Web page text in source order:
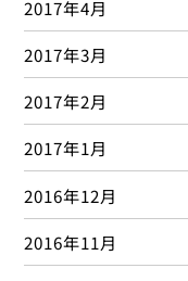
2013年9月
2013年8月
2012年10月
カテゴリー
O2オイル(32)